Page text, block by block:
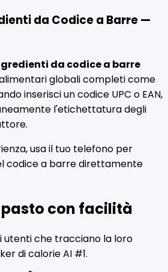
da Codice a Barre —
da codice a barre
globali completi come
inserisci un codice UPC o EAN,
l'etichettatura degli
usa il tuo telefono per
codice a barre direttamente
con facilità
utenti che tracciano la loro
di calorie AI #1.